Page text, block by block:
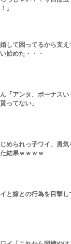
」
して困ってるから支え
始めた・・・
「アンタ、ボーナスい
ってない」
められっ子ワイ、勇気
結果ｗｗｗｗ
と嫁との行為を目撃し